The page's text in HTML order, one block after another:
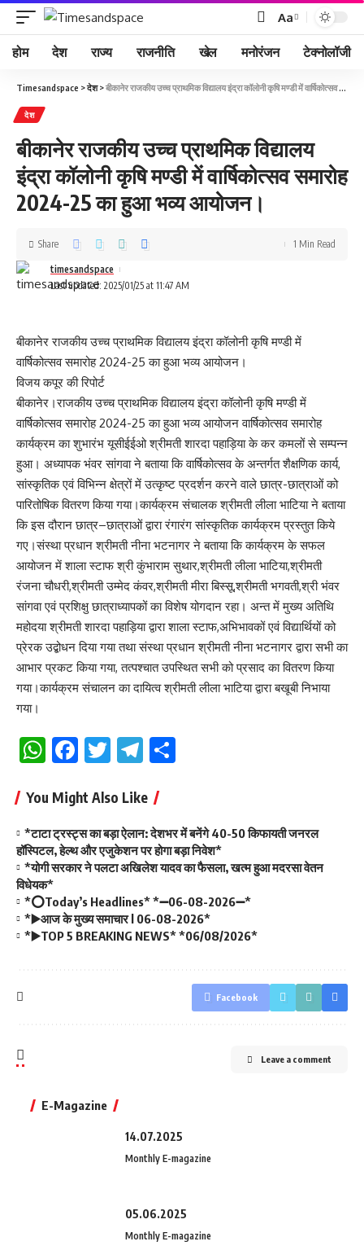
Aa
होम देश राज्य राजनीति खेल मनोरंजन टेक्नोलॉजी
Timesandspace >देश>बीकानेर राजकीय उच्च प्राथमिक विद्यालय इंद्रा कॉलोनी कृषि मण्डी में वार्षिकोत्सव समारोह 2024-25 का हुआ भव्य आयोजन।
देश
बीकानेर राजकीय उच्च प्राथमिक विद्यालय
इंद्रा कॉलोनी कृषि मण्डी में वार्षिकोत्सव समारोह
2024-25 का हुआ भव्य आयोजन।
Last updated: 2025/01/25 at 11:47 AM
timesandspace
Share 1 Min Read
बीकानेर राजकीय उच्च प्राथमिक विद्यालय इंद्रा कॉलोनी कृषि मण्डी में
वार्षिकोत्सव समारोह 2024-25 का हुआ भव्य आयोजन।
विजय कपूर की रिपोर्ट
बीकानेर।राजकीय उच्च प्राथमिक विद्यालय इंद्रा कॉलोनी कृषि मण्डी में
वार्षिकोत्सव समारोह 2024-25 का हुआ भव्य आयोजन वार्षिकोत्सव समारोह
कार्यक्रम का शुभारंभ यूसीईईओ श्रीमती शारदा पहाड़िया के कर कमलों से सम्पन्न
हुआ। अध्यापक भंवर सांगवा ने बताया कि वार्षिकोत्सव के अन्तर्गत शैक्षणिक कार्य,
सांस्कृतिक एवं विभिन्न क्षेत्रों में उत्कृष्ट प्रदर्शन करने वाले छात्र-छात्राओं को
पारितोषिक वितरण किया गया।कार्यक्रम संचालक श्रीमती लीला भाटिया ने बताया
कि इस दौरान छात्र–छात्राओं द्वारा रंगारंग सांस्कृतिक कार्यक्रम प्रस्तुत किये
गए।संस्था प्रधान श्रीमती नीना भटनागर ने बताया कि कार्यक्रम के सफल
आयोजन में शाला स्टाफ श्री कुंभाराम सुथार,श्रीमती लीला भाटिया,श्रीमती
रंजना चौधरी,श्रीमती उम्मेद कंवर,श्रीमती मीरा बिस्सू,श्रीमती भगवती,श्री भंवर
सांगवा एवं प्रशिक्षु छात्राध्यापकों का विशेष योगदान रहा। अन्त में मुख्य अतिथि
महोदया श्रीमती शारदा पहाड़िया द्वारा शाला स्टाफ,अभिभावकों एवं विद्यार्थियों को
प्रेरक उद्बोधन दिया गया तथा संस्था प्रधान श्रीमती नीना भटनागर द्वारा सभी का
आभार प्रकट किया गया, तत्पश्चात उपस्थित सभी को प्रसाद का वितरण किया
गया।कार्यक्रम संचालन का दायित्व श्रीमती लीला भाटिया द्वारा बखूबी निभाया
गया।
WhatsApp
Facebook
TwitterTelegram
You Might Also Like
*टाटा ट्रस्ट्स का बड़ा ऐलान: देशभर में बनेंगे 40-50 किफायती जनरल
हॉस्पिटल, हेल्थ और एजुकेशन पर होगा बड़ा निवेश*
*योगी सरकार ने पलटा अखिलेश यादव का फैसला, खत्म हुआ मदरसा वेतन
विधेयक*
*⭕Today’s Headlines* *➖06-08-2026➖*
*▶️आज के मुख्य समाचार l 06-08-2026*
*▶️TOP 5 BREAKING NEWS* *06/08/2026*
Facebook
Leave a comment
E-Magazine
14.07.2025
Monthly E-magazine
05.06.2025
Monthly E-magazine